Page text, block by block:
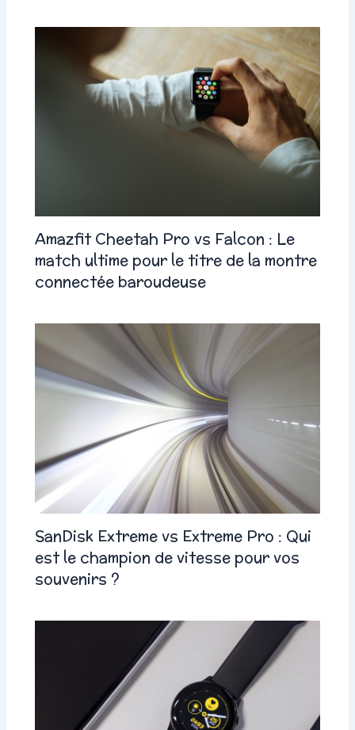
Amazfit Cheetah Pro vs Falcon : Le
match ultime pour le titre de la montre
connectée baroudeuse
SanDisk Extreme vs Extreme Pro : Qui
est le champion de vitesse pour vos
souvenirs ?